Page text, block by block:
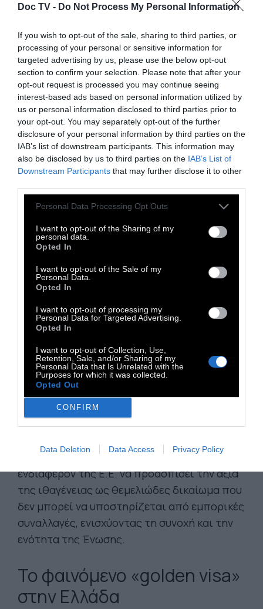
Doc TV - Do Not Process My Personal Information
If you wish to opt-out of the sale, sharing to third parties, or
processing of your personal or sensitive information for
targeted advertising by us, please use the below opt-out
section to confirm your selection. Please note that after your
opt-out request is processed you may continue seeing
interest-based ads based on personal information utilized by
us or personal information disclosed to third parties prior to
your opt-out. You may separately opt-out of the further
disclosure of your personal information by third parties on the
IAB’s list of downstream participants. This information may
also be disclosed by us to third parties on the IAB’s List of
Downstream Participants that may further disclose it to other
Personal Data Processing Opt Outs
I want to opt-out of the Sharing of my
personal data.
Opted In
I want to opt-out of the Sale of my
Personal Data.
Opted In
I want to opt-out of processing my
Personal Data for Targeted Advertising.
Opted In
I want to opt-out of Collection, Use,
Retention, Sale, and/or Sharing of my
Personal Data that Is Unrelated with the
Purposes for which it was collected.
Opted Out
CONFIRM
Data Deletion Data Access Privacy Policy
Σύμφωνα με την απόφαση του Δικαστηρίου,
αν και ο καθορισμός των όρων για τη
χορήγηση ή την απώλεια της ιθαγένειας
ανήκει στα κράτη-μέλη, αυτό πρέπει να
γίνεται με σεβασμό στο ευρωπαϊκό δίκαιο. Η
χορήγηση ιθαγένειας αποτελεί βασικό
στοιχείο της σχέσης αλληλεγγύης και πίστης
εμπορευματοποίηση αυτής της διαδικασίας
παραβιάζει την ουσία της ιθαγένειας της
Ε.Ε., όπως αυτή ορίζεται στις Συνθήκες.
Η απόφαση του Δικαστηρίου ενισχύει
περαιτέρω την αντίληψη ότι το κοινοτικό
δίκαιο υπερισχύει της «εθνικής κυριαρχίας»
σε ζητήματα που αφορούν τα θεμελιώδη
δικαιώματα των πολιτών της Ε.Ε. Όπως είχε
υπογραμμίσει η Επίτροπος Δικαιοσύνης
Βέρα Γιούροβα το 2019, όταν ένα κράτος-
μέλος εμπορεύεται την ιθαγένειά του, στην
πραγματικότητα εμπορεύεται και την
ευρωπαϊκή ιθαγένεια, κάτι που δεν έχει την
εξουσία να πράξει.
προηγούμενο και δείχνει το αυξανόμενο
ενδιαφέρον της Ε.Ε. να προασπίσει την αξία
της ιθαγένειας ως θεμελιώδες δικαίωμα που
δεν μπορεί να υποστηρίζεται από εμπορικές
συναλλαγές, ενισχύοντας τη συνοχή και την
ενότητα της Ένωσης.
Το φαινόμενο «golden visa»
στην Ελλάδα